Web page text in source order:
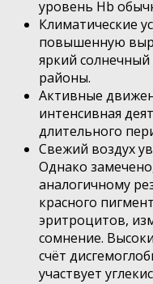
уровень Hb
Климатические
повышенную
яркий
районы.
Активные
интенсивная
длительного
Свежий воздух
Однако
аналогичному
красного
эритроцитов,
сомнение.
счёт
участвует